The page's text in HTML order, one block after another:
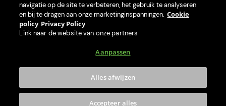
© 2026 PerfectDraft Limited. Alle rechten voorbehouden.
navigatie op de site te verbeteren, het gebruik te analyseren
en bij te dragen aan onze marketinginspanningen. Cookie
policy Privacy Policy
Link naar de website van onze partners
Aanpassen
Alles afwijzen
Accepteer alles